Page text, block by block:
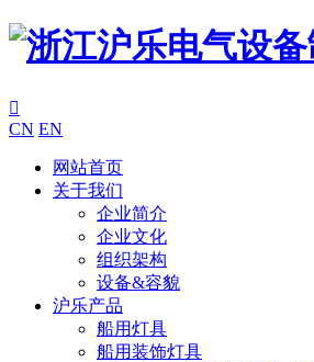

CN EN
网站首页
关于我们
企业简介
企业文化
组织架构
设备&容貌
沪乐产品
船用灯具
船用装饰灯具